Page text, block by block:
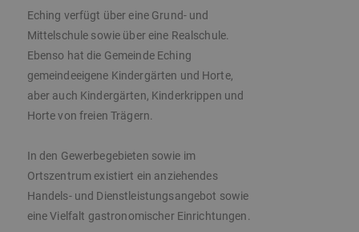
Eching verfügt über eine Grund- und
Mittelschule sowie über eine Realschule.
Ebenso hat die Gemeinde Eching
gemeindeeigene Kindergärten und Horte,
aber auch Kindergärten, Kinderkrippen und
Horte von freien Trägern.
In den Gewerbegebieten sowie im
Ortszentrum existiert ein anziehendes
Handels- und Dienstleistungsangebot sowie
eine Vielfalt gastronomischer Einrichtungen.